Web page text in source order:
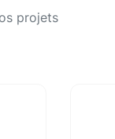
projets